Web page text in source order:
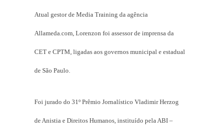
Atual gestor de Media Training da agência
Allameda.com, Lorenzon foi assessor de imprensa da
CET e CPTM, ligadas aos governos municipal e estadual
de São Paulo.
Foi jurado do 31º Prêmio Jornalístico Vladimir Herzog
de Anistia e Direitos Humanos, instituído pela ABI –